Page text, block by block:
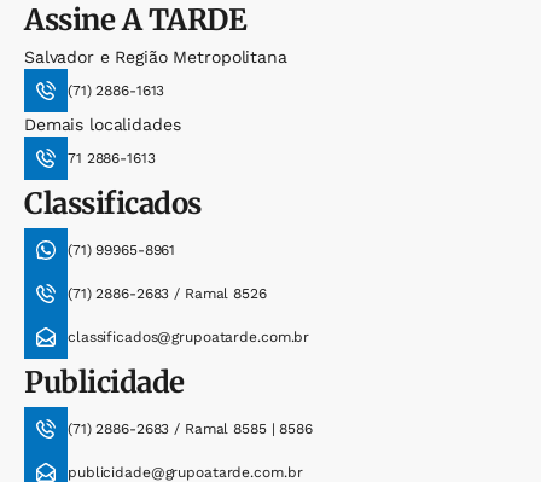
AssineA TARDE
Salvador e Região Metropolitana
(71) 2886-1613
Demais localidades
71 2886-1613
Classificados
(71) 99965-8961
(71) 2886-2683 / Ramal 8526
classificados@grupoatarde.com.br
Publicidade
(71) 2886-2683 / Ramal 8585 | 8586
publicidade@grupoatarde.com.br